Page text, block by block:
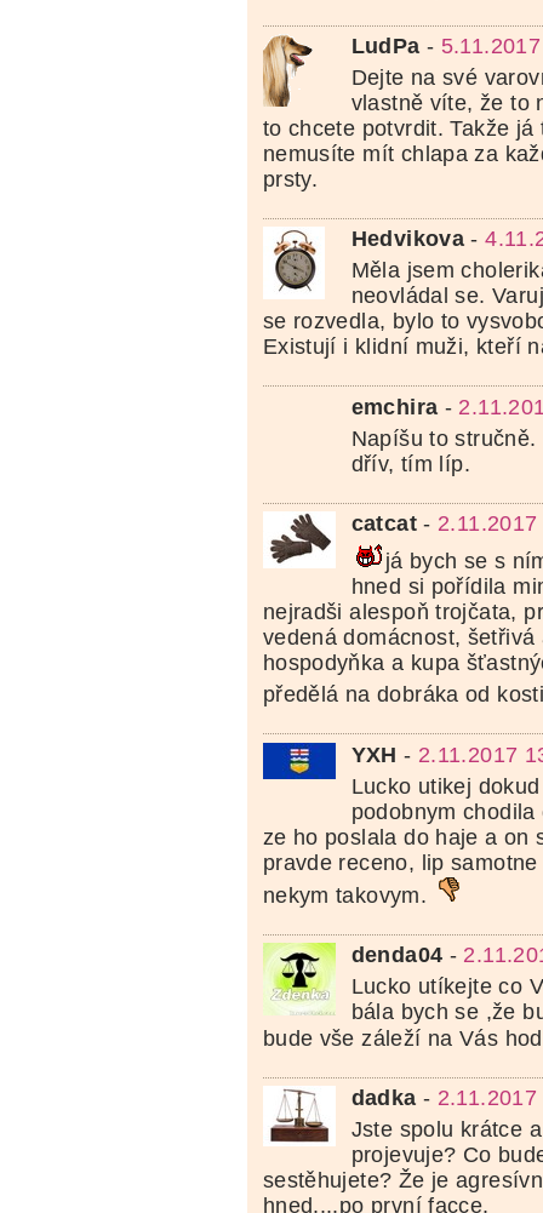
LudPa -
Dejte na své
vlastně víte, že to
to chcete potvrdit. Takže já
nemusíte mít chlapa za
prsty.
Hedvikova -
Měla jsem
neovládal se.
se rozvedla, bylo to
Existují i klidní muži, kteří
emchira -
Napíšu to
dřív, tím líp.
catcat-
já bych se s
hned si pořídila
nejradši alespoň trojčata,
vedená domácnost, šetřivá
hospodyňka a kupa
předělá na dobráka od
YXH - 2.11.2017
Lucko utikej
podobnym
ze ho poslala do haje a on
pravde receno, lip
nekym takovym.
denda04 -
Lucko utíkejte co
bála bych se ,že
bude vše záleží na Vás
dadka -
Jste spolu krátce
projevuje? Co
sestěhujete? Že je
hned....po první facce.